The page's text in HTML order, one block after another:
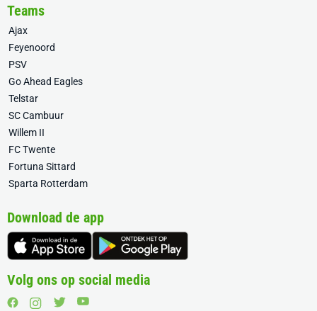
Teams
Ajax
Feyenoord
PSV
Go Ahead Eagles
Telstar
SC Cambuur
Willem II
FC Twente
Fortuna Sittard
Sparta Rotterdam
Download de app
Volg ons op social media